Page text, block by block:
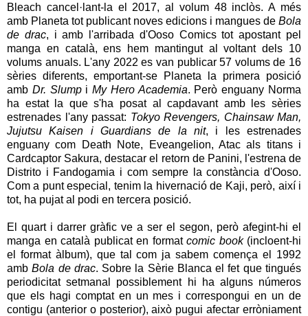
Bleach cancel·lant-la el 2017, al volum 48 inclòs. A més
amb Planeta tot publicant noves edicions i mangues de Bola
de drac, i amb l'arribada d'Ooso Comics tot apostant pel
manga en català, ens hem mantingut al voltant dels 10
volums anuals. L'any 2022 es van publicar 57 volums de 16
sèries diferents, emportant-se Planeta la primera posició
amb Dr. SlumpiMy Hero Academia. Però enguany Norma
ha estat la que s'ha posat al capdavant amb les sèries
estrenades l'any passat: Tokyo Revengers, Chainsaw Man,
Jujutsu Kaisen i Guardians de la nit, i les estrenades
enguany com Death Note, Eveangelion, Atac als titans i
Cardcaptor Sakura, destacar el retorn de Panini, l'estrena de
Distrito i Fandogamia i com sempre la constància d'Ooso.
Com a punt especial, tenim la hivernació de Kaji, però, així i
tot, ha pujat al podi en tercera posició.
El quart i darrer gràfic ve a ser el segon, però afegint-hi el
manga en català publicat en format comic book(incloent-hi
el format àlbum), que tal com ja sabem comença el 1992
ambBola de drac. Sobre la Sèrie Blanca el fet que tingués
periodicitat setmanal possiblement hi ha alguns números
que els hagi comptat en un mes i correspongui en un de
contigu (anterior o posterior), això pugui afectar erròniament